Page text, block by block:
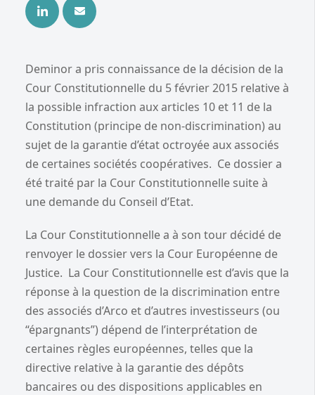
Deminor a pris connaissance de la décision de la
Cour Constitutionnelle du 5 février 2015 relative à
la possible infraction aux articles 10 et 11 de la
Constitution (principe de non-discrimination) au
sujet de la garantie d’état octroyée aux associés
de certaines sociétés coopératives. Ce dossier a
été traité par la Cour Constitutionnelle suite à
une demande du Conseil d’Etat.
La Cour Constitutionnelle a à son tour décidé de
renvoyer le dossier vers la Cour Européenne de
Justice. La Cour Constitutionnelle est d’avis que la
réponse à la question de la discrimination entre
des associés d’Arco et d’autres investisseurs (ou
“épargnants”) dépend de l’interprétation de
certaines règles européennes, telles que la
directive relative à la garantie des dépôts
bancaires ou des dispositions applicables en